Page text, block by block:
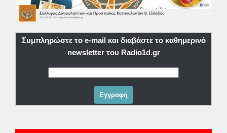
Συμπληρώστε το e-mail και διαβάστε το καθημερινό
newsletter του Radio1d.gr